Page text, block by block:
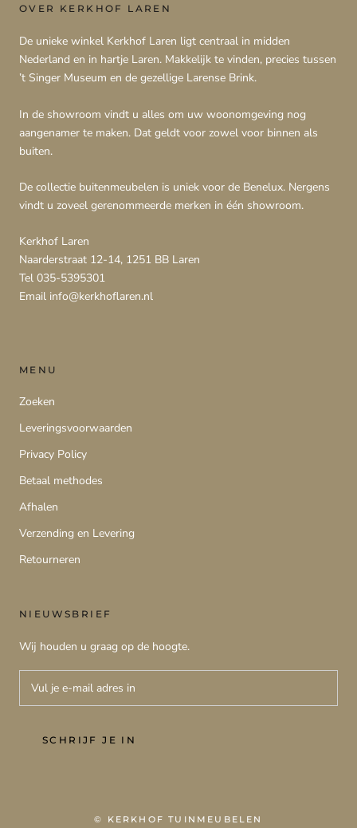
OVER KERKHOF LAREN
De unieke winkel Kerkhof Laren ligt centraal in midden
Nederland en in hartje Laren. Makkelijk te vinden, precies tussen
’t Singer Museum en de gezellige Larense Brink.
In de showroom vindt u alles om uw woonomgeving nog
aangenamer te maken. Dat geldt voor zowel voor binnen als
buiten.
De collectie buitenmeubelen is uniek voor de Benelux. Nergens
vindt u zoveel gerenommeerde merken in één showroom.
Kerkhof Laren
Naarderstraat 12-14, 1251 BB Laren
Tel 035-5395301
Email info@kerkhoflaren.nl
MENU
Zoeken
Leveringsvoorwaarden
Privacy Policy
Betaal methodes
Afhalen
Verzending en Levering
Retourneren
NIEUWSBRIEF
Wij houden u graag op de hoogte.
SCHRIJF JE IN
© KERKHOF TUINMEUBELEN